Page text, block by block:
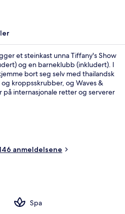
et steinkast unna Tiffany's Show
og en barneklubb (inkludert). I
bort seg selv med thailandsk
kroppsskrubber, og Waves &
på internasjonale retter og serverer
et utendørsbasseng, en
Den vennlige betjeningen og
mye skryt fra andre reisende.
anmeldelsene
Spa